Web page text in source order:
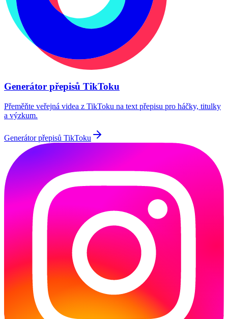
Generátor přepisů TikToku
Přeměňte veřejná videa z TikToku na text přepisu pro háčky, titulky
a výzkum.
Generátor přepisů TikToku